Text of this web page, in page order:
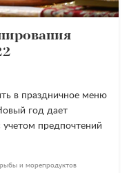
в праздничное меню
год дает
предпочтений
и морепродуктов